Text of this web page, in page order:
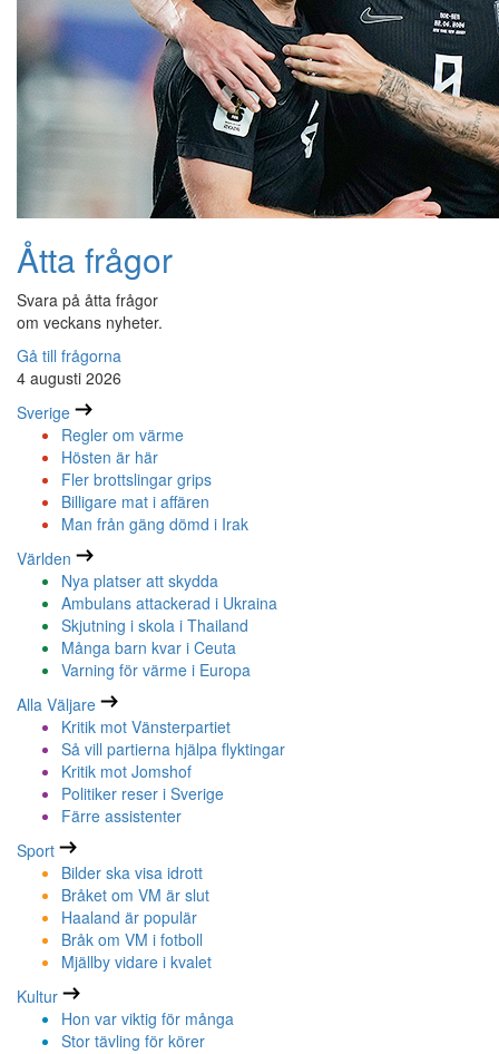
Åtta frågor
Svara på åtta frågor
om veckans nyheter.
Gå till frågorna
4 augusti 2026
Sverige
Regler om värme
Hösten är här
Fler brottslingar grips
Billigare mat i affären
Man från gäng dömd i Irak
Världen
Nya platser att skydda
Ambulans attackerad i Ukraina
Skjutning i skola i Thailand
Många barn kvar i Ceuta
Varning för värme i Europa
Alla Väljare
Kritik mot Vänsterpartiet
Så vill partierna hjälpa flyktingar
Kritik mot Jomshof
Politiker reser i Sverige
Färre assistenter
Sport
Bilder ska visa idrott
Bråket om VM är slut
Haaland är populär
Bråk om VM i fotboll
Mjällby vidare i kvalet
Kultur
Hon var viktig för många
Stor tävling för körer